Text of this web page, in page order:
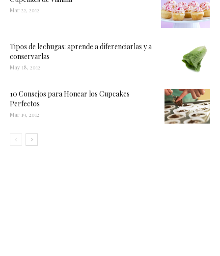
Mar 22, 2012
Tipos de lechugas: aprende a diferenciarlas y a
conservarlas
May 18, 2012
10 Consejos para Honear los Cupcakes
Perfectos
Mar 19, 2012